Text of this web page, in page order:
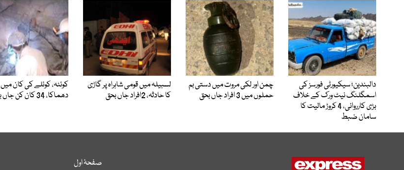
دالبندین؛ سیکیورٹی فورسز کی
اسمگلنگ نیٹ ورک کے خلاف
بڑی کارروائی، 4 کروڑ مالیت کا
سامان ضبط
چمن اور لکی مروت میں دستی بم
حملوں میں 3 افراد جاں بحق
لسبیلہ میں قومی شاہراہ پر گاڑی
کا حادثہ، 2افراد جاں بحق
کوئٹہ، کوئلے کی کان میں
دھماکا، 34 کان کن جاں بحق
صفحۂ اول